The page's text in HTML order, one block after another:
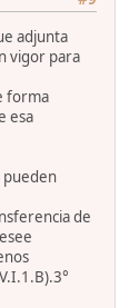
adjunta
vigor para
forma
esa
pueden
de